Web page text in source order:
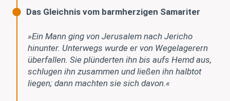
Das Gleichnis vom barmherzigen Samariter
»Ein Mann ging von Jerusalem nach Jericho
hinunter. Unterwegs wurde er von Wegelagerern
überfallen. Sie plünderten ihn bis aufs Hemd aus,
schlugen ihn zusammen und ließen ihn halbtot
liegen; dann machten sie sich davon.«